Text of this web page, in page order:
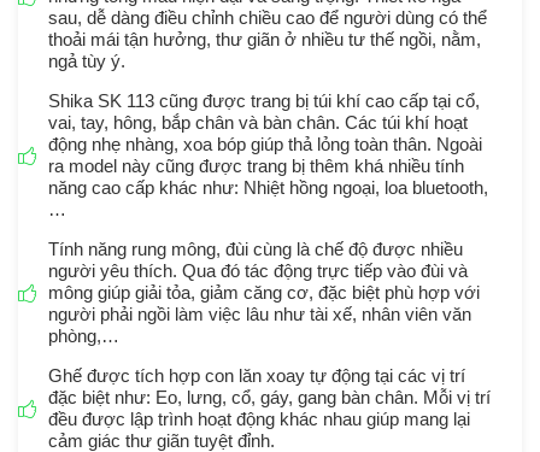
sau, dễ dàng điều chỉnh chiều cao để người dùng có thể
thoải mái tận hưởng, thư giãn ở nhiều tư thế ngồi, nằm,
ngả tùy ý.
Shika SK 113 cũng được trang bị túi khí cao cấp tại cổ,
vai, tay, hông, bắp chân và bàn chân. Các túi khí hoạt
động nhẹ nhàng, xoa bóp giúp thả lỏng toàn thân. Ngoài
ra model này cũng được trang bị thêm khá nhiều tính
năng cao cấp khác như: Nhiệt hồng ngoại, loa bluetooth,
…
Tính năng rung mông, đùi cùng là chế độ được nhiều
người yêu thích. Qua đó tác động trực tiếp vào đùi và
mông giúp giải tỏa, giảm căng cơ, đặc biệt phù hợp với
người phải ngồi làm việc lâu như tài xế, nhân viên văn
phòng,…
Ghế được tích hợp con lăn xoay tự động tại các vị trí
đặc biệt như: Eo, lưng, cổ, gáy, gang bàn chân. Mỗi vị trí
đều được lập trình hoạt động khác nhau giúp mang lại
cảm giác thư giãn tuyệt đỉnh.